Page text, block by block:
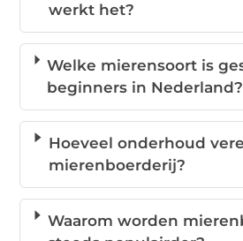
werkt het?
Welke mierensoort is
beginners in Nederland?
Hoeveel onderhoud
mierenboerderij?
Waarom worden